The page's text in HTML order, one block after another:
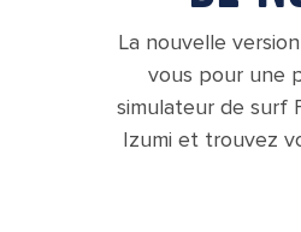
La nouvelle
vous pour une
simulateur de surf
Izumi et trouvez